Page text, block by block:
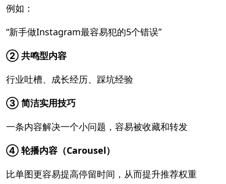
例如：
“新手做Instagram最容易犯的5个错误”
② 共鸣型内容
行业吐槽、成长经历、踩坑经验
③ 简洁实用技巧
一条内容解决一个小问题，容易被收藏和转发
④ 轮播内容（Carousel）
比单图更容易提高停留时间，从而提升推荐权重